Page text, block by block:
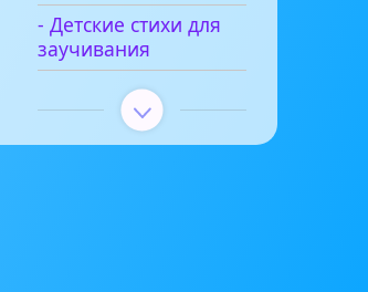
- Детские стихи для
заучивания